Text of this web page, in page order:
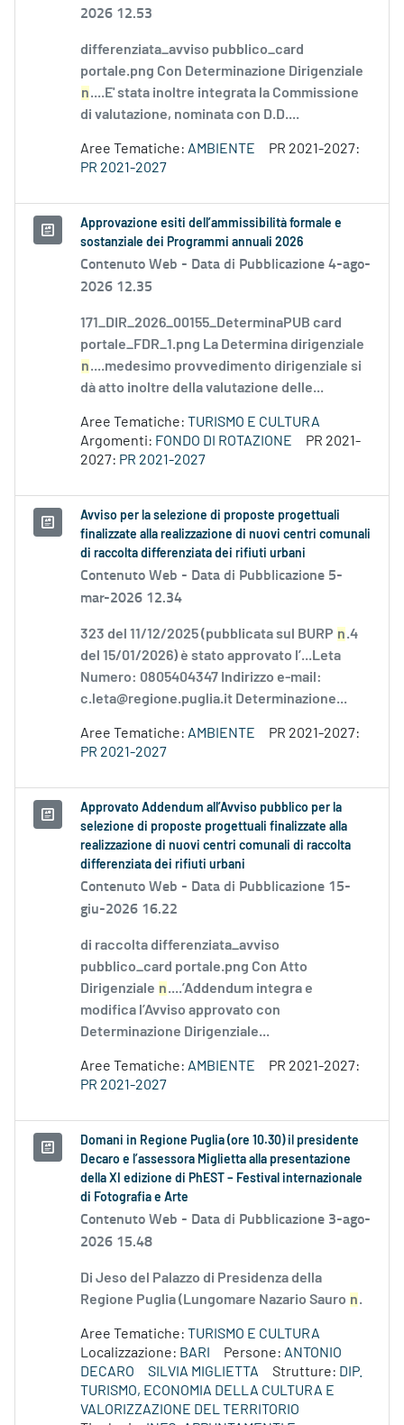
2026 12.53
differenziata_avviso pubblico_card
portale.png Con Determinazione Dirigenziale
n....E' stata inoltre integrata la Commissione
di valutazione, nominata con D.D....
Aree Tematiche: AMBIENTE
PR 2021-2027:
PR 2021-2027
Approvazione esiti dell’ammissibilità formale e
sostanziale dei Programmi annuali 2026
Contenuto Web - Data di Pubblicazione 4-ago-
2026 12.35
171_DIR_2026_00155_DeterminaPUB card
portale_FDR_1.png La Determina dirigenziale
n....medesimo provvedimento dirigenziale si
dà atto inoltre della valutazione delle...
Aree Tematiche: TURISMO E CULTURA
Argomenti: FONDO DI ROTAZIONE
PR 2021-
2027: PR 2021-2027
Avviso per la selezione di proposte progettuali
finalizzate alla realizzazione di nuovi centri comunali
di raccolta differenziata dei rifiuti urbani
Contenuto Web - Data di Pubblicazione 5-
mar-2026 12.34
323 del 11/12/2025 (pubblicata sul BURP n.4
del 15/01/2026) è stato approvato l’...Leta
Numero: 0805404347 Indirizzo e-mail:
c.leta@regione.puglia.it Determinazione...
Aree Tematiche: AMBIENTE
PR 2021-2027:
PR 2021-2027
Approvato Addendum all’Avviso pubblico per la
selezione di proposte progettuali finalizzate alla
realizzazione di nuovi centri comunali di raccolta
differenziata dei rifiuti urbani
Contenuto Web - Data di Pubblicazione 15-
giu-2026 16.22
di raccolta differenziata_avviso
pubblico_card portale.png Con Atto
Dirigenziale n....’Addendum integra e
modifica l’Avviso approvato con
Determinazione Dirigenziale...
Aree Tematiche: AMBIENTE
PR 2021-2027:
PR 2021-2027
Domani in Regione Puglia (ore 10.30) il presidente
Decaro e l’assessora Miglietta alla presentazione
della XI edizione di PhEST – Festival internazionale
di Fotografia e Arte
Contenuto Web - Data di Pubblicazione 3-ago-
2026 15.48
Di Jeso del Palazzo di Presidenza della
Regione Puglia (Lungomare Nazario Sauro n.
Aree Tematiche: TURISMO E CULTURA
Localizzazione: BARI Persone: ANTONIO
DECARO
SILVIA MIGLIETTA Strutture: DIP.
TURISMO, ECONOMIA DELLA CULTURA E
VALORIZZAZIONE DEL TERRITORIO